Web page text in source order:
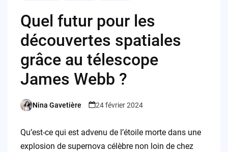
Quel futur pour les
découvertes spatiales
grâce au télescope
James Webb ?
Posted
Nina Gavetière 24 février 2024
Qu’est-ce qui est advenu de l’étoile morte dans une
explosion de supernova célèbre non loin de chez